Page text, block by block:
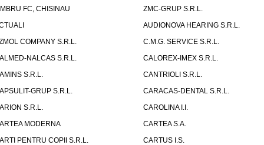
FC, CHISINAU
ZMC-GRUP S.R.L.
AUDIONOVA HEARING S.R.L.
COMPANY S.R.L.
C.M.G. SERVICE S.R.L.
NALCAS S.R.L.
CALOREX-IMEX S.R.L.
S.R.L.
CANTRIOLI S.R.L.
GRUP S.R.L.
CARACAS-DENTAL S.R.L.
S.R.L.
CAROLINA I.I.
MODERNA
CARTEA S.A.
PENTRU COPII S.R.L.
CARTUS I.S.